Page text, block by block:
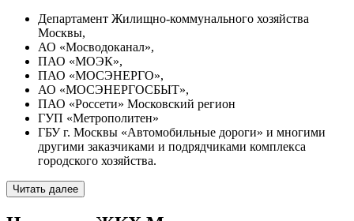
Департамент Жилищно-коммунального хозяйства
Москвы,
АО «Мосводоканал»,
ПАО «МОЭК»,
ПАО «МОСЭНЕРГО»,
АО «МОСЭНЕРГОСБЫТ»,
ПАО «Россети» Московский регион
ГУП «Метрополитен»
ГБУ г. Москвы «Автомобильные дороги» и многими
другими заказчиками и подрядчиками комплекса
городского хозяйства.
Читать далее